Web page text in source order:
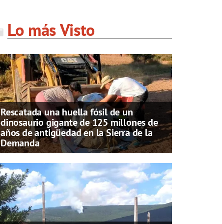
Lo más Visto
Rescatada una huella fósil de un
dinosaurio gigante de 125 millones de
años de antigüedad en la Sierra de la
Demanda